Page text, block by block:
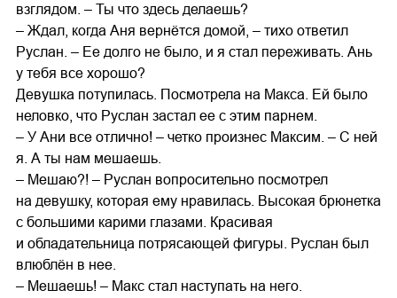
взглядом. – Ты что здесь делаешь?
– Ждал, когда Аня вернётся домой, – тихо ответил
Руслан. – Ее долго не было, и я стал переживать. Ань
у тебя все хорошо?
Девушка потупилась. Посмотрела на Макса. Ей было
неловко, что Руслан застал ее с этим парнем.
– У Ани все отлично! – четко произнес Максим. – С ней
я. А ты нам мешаешь.
– Мешаю?! – Руслан вопросительно посмотрел
на девушку, которая ему нравилась. Высокая брюнетка
с большими карими глазами. Красивая
и обладательница потрясающей фигуры. Руслан был
влюблён в нее.
– Мешаешь! – Макс стал наступать на него.